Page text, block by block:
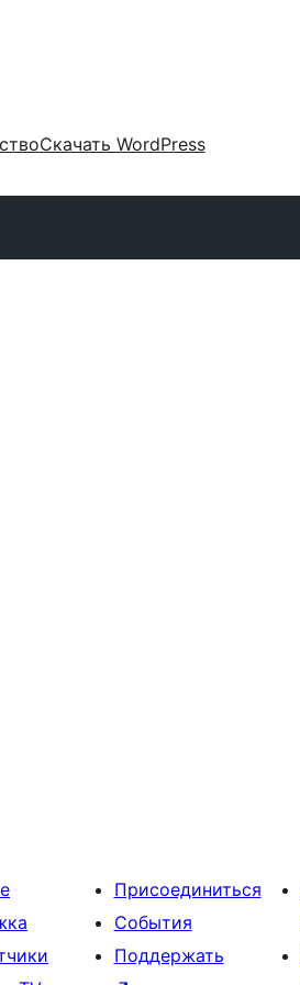
Скачать WordPress
Присоединиться
События
Поддержать